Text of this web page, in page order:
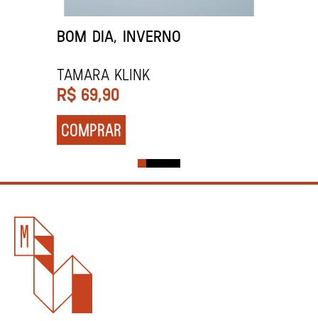
BOM DIA, INVERNO
Tamara Klink
R$ 69,90
COMPRAR